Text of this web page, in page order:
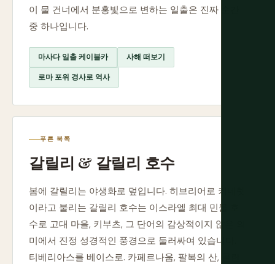
이 물 건너에서 분홍빛으로 변하는 일출은 진짜 순간
중 하나입니다.
마사다 일출 케이블카 사해 떠보기
로마 포위 경사로 역사
푸른 북쪽
갈릴리 & 갈릴리 호수
봄에 갈릴리는 야생화로 덮입니다. 히브리어로 키네렛
이라고 불리는 갈릴리 호수는 이스라엘 최대 민물 호
수로 고대 마을, 키부츠, 그 단어의 감상적이지 않은 의
미에서 진정 성경적인 풍경으로 둘러싸여 있습니다.
티베리아스를 베이스로. 카페르나움, 팔복의 산, 골란